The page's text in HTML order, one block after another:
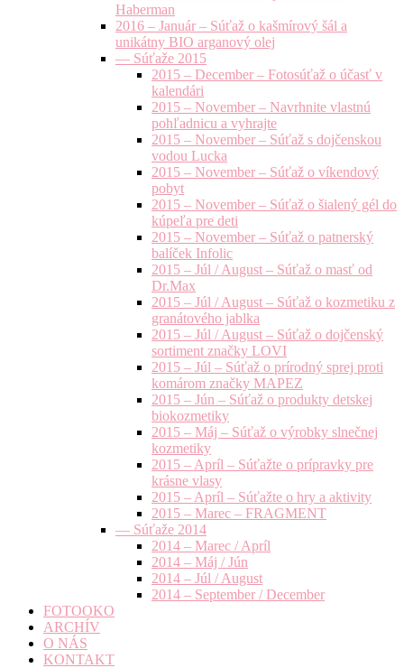
Haberman
2016 – Január – Súťaž o kašmírový šál a
unikátny BIO arganový olej
— Súťaže 2015
2015 – December – Fotosúťaž o účasť v
kalendári
2015 – November – Navrhnite vlastnú
pohľadnicu a vyhrajte
2015 – November – Súťaž s dojčenskou
vodou Lucka
2015 – November – Súťaž o víkendový
pobyt
2015 – November – Súťaž o šialený gél do
kúpeľa pre deti
2015 – November – Súťaž o patnerský
balíček Infolic
2015 – Júl / August – Súťaž o masť od
Dr.Max
2015 – Júl / August – Súťaž o kozmetiku z
granátového jablka
2015 – Júl / August – Súťaž o dojčenský
sortiment značky LOVI
2015 – Júl – Súťaž o prírodný sprej proti
komárom značky MAPEZ
2015 – Jún – Súťaž o produkty detskej
biokozmetiky
2015 – Máj – Súťaž o výrobky slnečnej
kozmetiky
2015 – Apríl – Súťažte o prípravky pre
krásne vlasy
2015 – Apríl – Súťažte o hry a aktivity
2015 – Marec – FRAGMENT
— Súťaže 2014
2014 – Marec / Apríl
2014 – Máj / Jún
2014 – Júl / August
2014 – September / December
FOTOOKO
ARCHÍV
O NÁS
KONTAKT